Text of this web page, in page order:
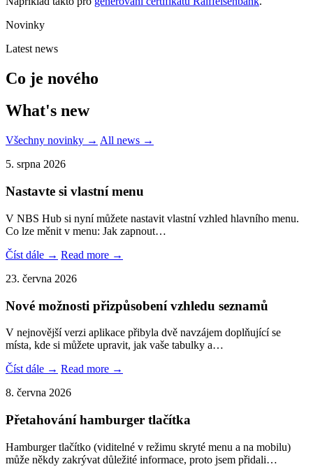
Novinky
Latest news
Co je nového
What's new
Všechny novinky → All news →
5. srpna 2026
Nastavte si vlastní menu
V NBS Hub si nyní můžete nastavit vlastní vzhled hlavního menu.
Co lze měnit v menu: Jak zapnout…
Číst dále → Read more →
23. června 2026
Nové možnosti přizpůsobení vzhledu seznamů
V nejnovější verzi aplikace přibyla dvě navzájem doplňující se
místa, kde si můžete upravit, jak vaše tabulky a…
Číst dále → Read more →
8. června 2026
Přetahování hamburger tlačítka
Hamburger tlačítko (viditelné v režimu skryté menu a na mobilu)
může někdy zakrývat důležité informace, proto jsem přidali…